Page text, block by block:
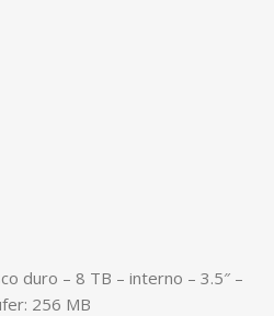
duro – 8 TB – interno – 3.5″ –
256 MB